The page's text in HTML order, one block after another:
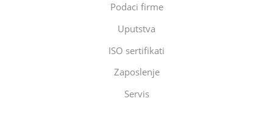
Podaci firme
Uputstva
ISO sertifikati
Zaposlenje
Servis